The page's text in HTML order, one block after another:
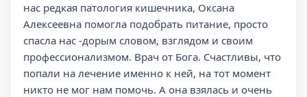
нас редкая патология кишечника, Оксана
Алексеевна помогла подобрать питание, просто
спасла нас -дорым словом, взглядом и своим
профессионализмом. Врач от Бога. Счастливы, что
попали на лечение именно к ней, на тот момент
никто не мог нам помочь. А она взялась и очень